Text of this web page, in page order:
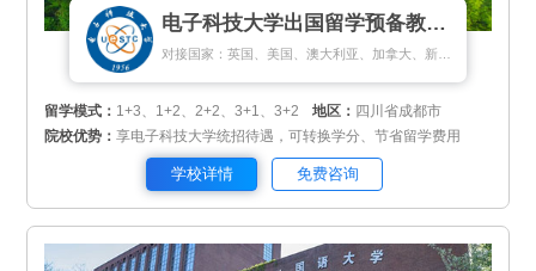
电子科技大学出国留学预备教育中心
留学模式： 1+3、1+2、2+2、3+1、3+2 地区： 四川省成都市
院校优势：享电子科技大学统招待遇，可转换学分、节省留学费用
学校详情 免费咨询